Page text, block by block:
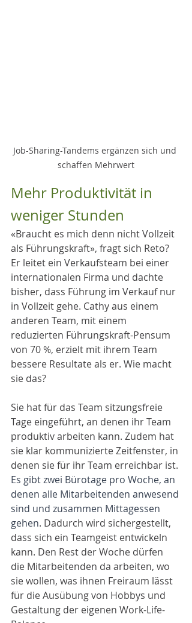
Job-Sharing-Tandems ergänzen sich und
schaffen Mehrwert
Mehr Produktivität in
weniger Stunden
«Braucht es mich denn nicht Vollzeit
als Führungskraft», fragt sich Reto?
Er leitet ein Verkaufsteam bei einer
internationalen Firma und dachte
bisher, dass Führung im Verkauf nur
in Vollzeit gehe. Cathy aus einem
anderen Team, mit einem
reduzierten Führungskraft-Pensum
von 70 %, erzielt mit ihrem Team
bessere Resultate als er. Wie macht
sie das?
Sie hat für das Team sitzungsfreie
Tage eingeführt, an denen ihr Team
produktiv arbeiten kann. Zudem hat
sie klar kommunizierte Zeitfenster, in
denen sie für ihr Team erreichbar ist.
Es gibt zwei Bürotage pro Woche, an
denen alle Mitarbeitenden anwesend
sind und zusammen Mittagessen
gehen. Dadurch wird sichergestellt,
dass sich ein Teamgeist entwickeln
kann. Den Rest der Woche dürfen
die Mitarbeitenden da arbeiten, wo
sie wollen, was ihnen Freiraum lässt
für die Ausübung von Hobbys und
Gestaltung der eigenen Work-Life-